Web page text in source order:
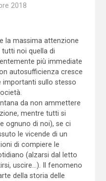
2018
la massima attenzione
noi quella di
più immediate
autosufficienza cresce
importanti sullo stesso
da non ammettere
mentre tutti si
ognuno di noi), se ci
le vicende di un
di compiere le
(alzarsi dal letto
uscire…). Il fenomeno
della storia delle